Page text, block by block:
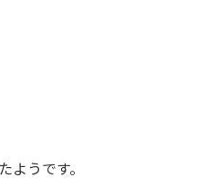
うです。